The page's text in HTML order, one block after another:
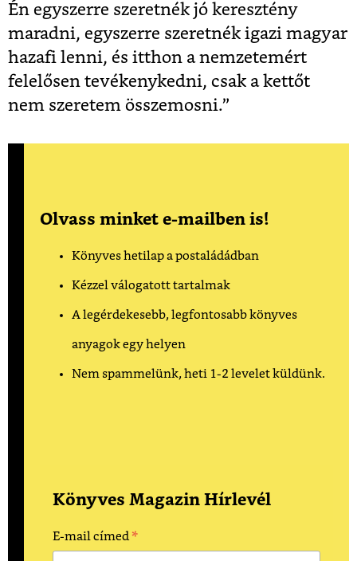
Én egyszerre szeretnék jó keresztény
maradni, egyszerre szeretnék igazi magyar
hazafi lenni, és itthon a nemzetemért
felelősen tevékenykedni, csak a kettőt
nem szeretem összemosni.”
Olvass minket e-mailben is!
Könyves hetilap a postaládádban
Kézzel válogatott tartalmak
A legérdekesebb, legfontosabb könyves
anyagok egy helyen
Nem spammelünk, heti 1-2 levelet küldünk.
Könyves Magazin Hírlevél
E-mail címed *